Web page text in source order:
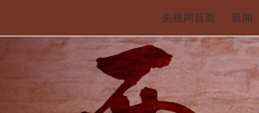
央视网首页 新闻